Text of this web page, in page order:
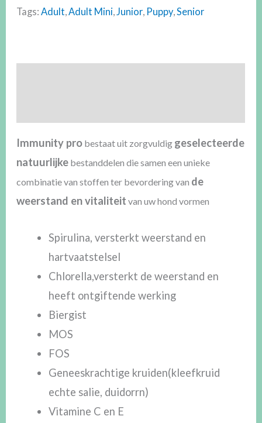
Tags:Adult,Adult Mini,Junior, Puppy,Senior
Immunity pro bestaat uit zorgvuldig geselecteerde
natuurlijke bestanddelen die samen een unieke
combinatie van stoffen ter bevordering van de
weerstand en vitaliteit van uw hond vormen
Spirulina, versterkt weerstand en
hartvaatstelsel
Chlorella,versterkt de weerstand en
heeft ontgiftende werking
Biergist
MOS
FOS
Geneeskrachtige kruiden(kleefkruid
echte salie, duidorrn)
Vitamine C en E